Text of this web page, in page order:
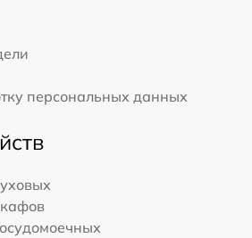
персональных данных